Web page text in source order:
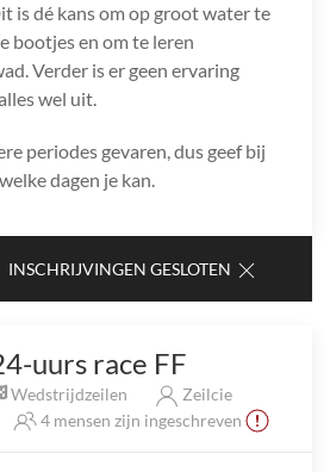
is dé kans om op groot water te
bootjes en om te leren
Verder is er geen ervaring
wel uit.
periodes gevaren, dus geef bij
dagen je kan.
INSCHRIJVINGEN GESLOTEN
uurs race FF
Wedstrijdzeilen
Zeilcie
4 mensen zijn ingeschreven